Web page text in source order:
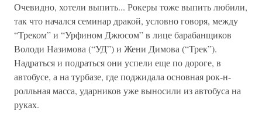
Очевидно, хотели выпить... Рокеры тоже выпить любили,
так что начался семинар дракой, условно говоря, между
“Треком” и “Урфином Джюсом” в лице барабанщиков
Володи Назимова (“УД”) и Жени Димова (“Трек”).
Надраться и подраться они успели еще по дороге, в
автобусе, а на турбазе, где поджидала основная рок-н-
ролльная масса, ударников уже выносили из автобуса на
руках.